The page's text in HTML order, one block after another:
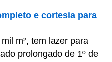
e cortesia para
m², tem lazer para
prolongado de 1º de